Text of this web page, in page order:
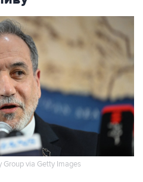
via Getty Images
- Тегеран и